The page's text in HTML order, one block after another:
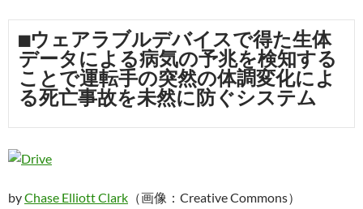
■ウェアラブルデバイスで得た生体
データによる病気の予兆を検知する
ことで運転手の突然の体調変化によ
る死亡事故を未然に防ぐシステム
byChase Elliott Clark （画像：Creative Commons）